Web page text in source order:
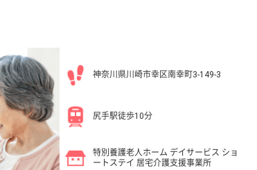
神奈川県川崎市幸区南幸町3-149-3
尻手駅徒歩10分
特別養護老人ホーム デイサービス ショ
ートステイ 居宅介護支援事業所